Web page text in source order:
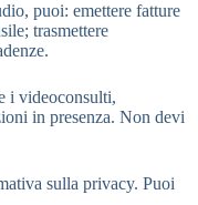
puoi: emettere fatture
trasmettere
i videoconsulti,
in presenza. Non devi
sulla privacy. Puoi